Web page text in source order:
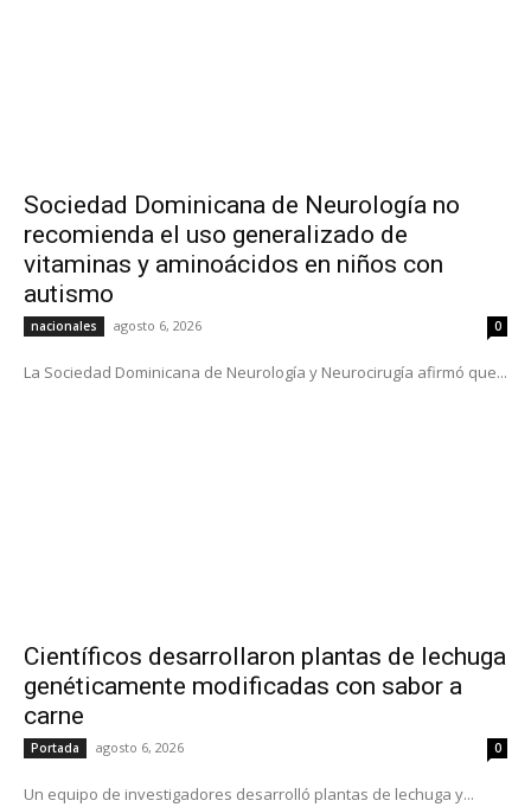
Sociedad Dominicana de Neurología no
recomienda el uso generalizado de
vitaminas y aminoácidos en niños con
autismo
nacionales agosto 6, 2026 0
La Sociedad Dominicana de Neurología y Neurocirugía afirmó que...
Científicos desarrollaron plantas de lechuga
genéticamente modificadas con sabor a
carne
Portada agosto 6, 2026 0
Un equipo de investigadores desarrolló plantas de lechuga y...